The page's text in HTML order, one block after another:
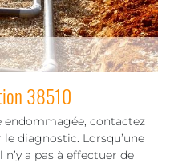
38510
endommagée, contactez
diagnostic. Lorsqu’une
a pas à effectuer de